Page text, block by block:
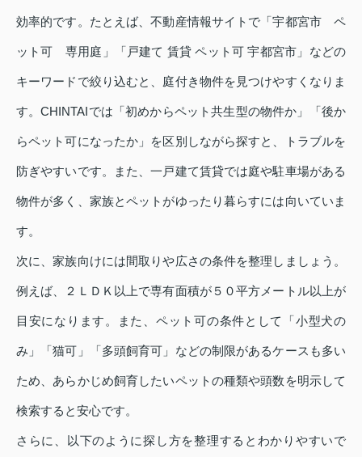
効率的です。たとえば、不動産情報サイトで「宇都宮市 ペ
ット可 専用庭」「戸建て 賃貸 ペット可 宇都宮市」などの
キーワードで絞り込むと、庭付き物件を見つけやすくなりま
す。CHINTAIでは「初めからペット共生型の物件か」「後か
らペット可になったか」を区別しながら探すと、トラブルを
防ぎやすいです。また、一戸建て賃貸では庭や駐車場がある
物件が多く、家族とペットがゆったり暮らすには向いていま
す。
次に、家族向けには間取りや広さの条件を整理しましょう。
例えば、２ＬＤＫ以上で専有面積が５０平方メートル以上が
目安になります。また、ペット可の条件として「小型犬の
み」「猫可」「多頭飼育可」などの制限があるケースも多い
ため、あらかじめ飼育したいペットの種類や頭数を明示して
検索すると安心です。
さらに、以下のように探し方を整理するとわかりやすいで